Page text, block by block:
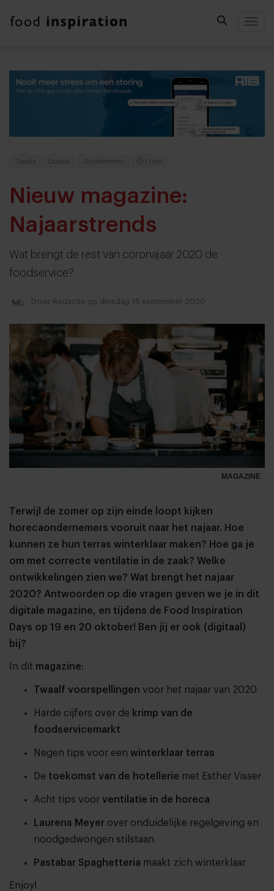
Trends Corona Ondernemen 1 min
Nieuw magazine:
Najaarstrends
Wat brengt de rest van coronajaar 2020 de
foodservice?
Door Redactie op dinsdag 15 september 2020
MAGAZINE
Terwijl de zomer op zijn einde loopt kijken
horecaondernemers vooruit naar het najaar. Hoe
kunnen ze hun terras winterklaar maken? Hoe ga je
om met correcte ventilatie in de zaak? Welke
ontwikkelingen zien we? Wat brengt het najaar
2020? Antwoorden op die vragen geven we je in dit
digitale magazine, en tijdens de Food Inspiration
Days op 19 en 20 oktober! Ben jij er ook (digitaal)
bij?
In dit magazine:
Twaalf voorspellingen voor het najaar van 2020
Harde cijfers over de krimp van de
foodservicemarkt
Negen tips voor een winterklaar terras
De toekomst van de hotellerie met Esther Visser
Acht tips voor ventilatie in de horeca
Laurens Meyer over onduidelijke regelgeving en
noodgedwongen stilstaan
Pastabar Spaghetteria maakt zich winterklaar
Enjoy!